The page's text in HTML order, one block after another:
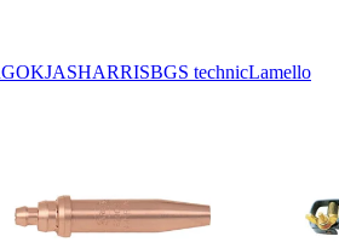
GOKJASHARRISBGS technicLamello